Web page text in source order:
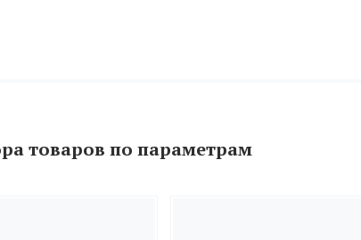
товаров по параметрам